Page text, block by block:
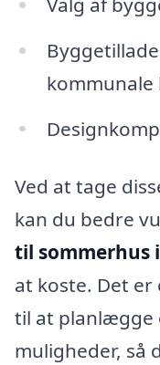
kommunale
Ved at tage
kan du bedre
til sommerhus
at koste. Det er
til at planlægge
muligheder, så